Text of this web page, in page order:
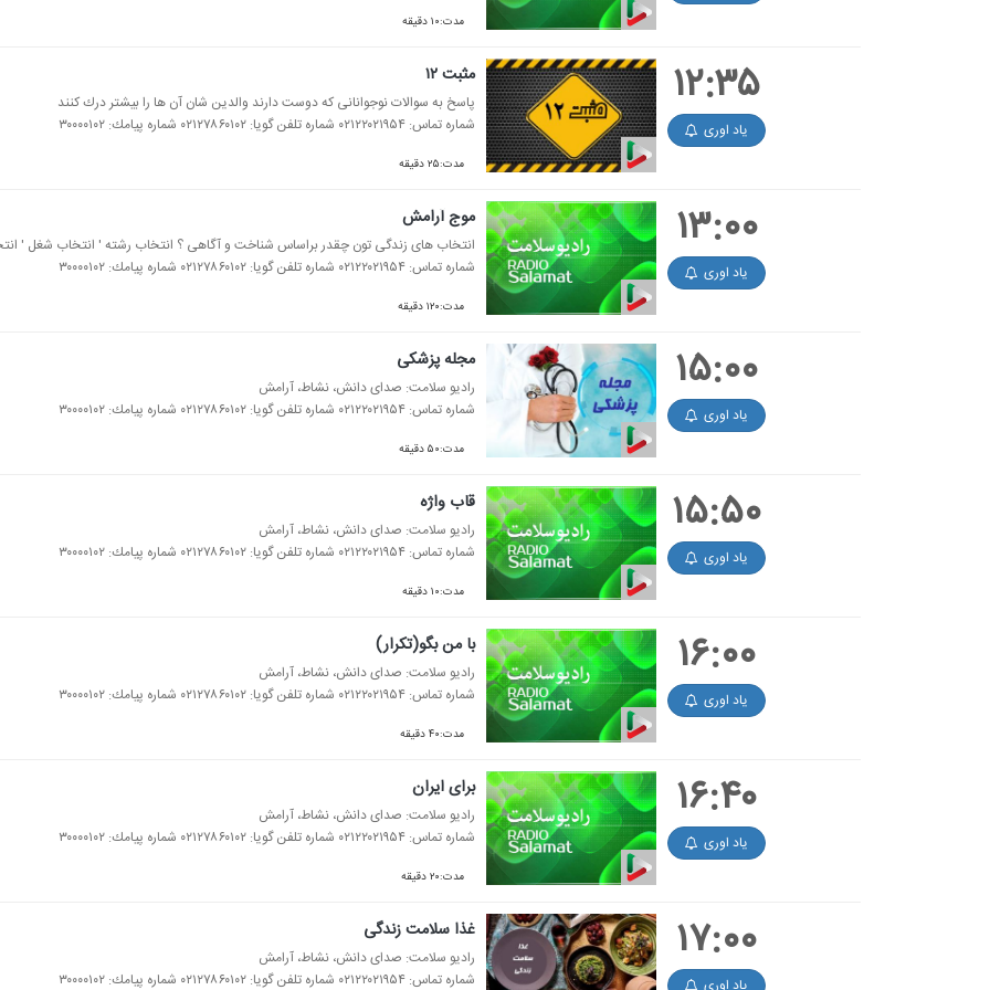
مدت:۱۰ دقیقه
۱۲:۳۵
یاد اوری
مثبت ۱۲
پاسخ به سوالات نوجوانانی كه دوست دارند والدین شان آن ها را بیشتر درك كنند
شماره تماس: ۰۲۱۲۲۰۲۱۹۵۴ شماره تلفن گویا: ۰۲۱۲۷۸۶۰۱۰۲ شماره پیامك: ۳۰۰۰۰۱۰۲
مدت:۲۵ دقیقه
۱۳:۰۰
یاد اوری
موج آرامش
انتخاب های زندگی تون چقدر براساس شناخت و آگاهی ؟ انتخاب رشته ' انتخاب شغل '
شماره تماس: ۰۲۱۲۲۰۲۱۹۵۴ شماره تلفن گویا: ۰۲۱۲۷۸۶۰۱۰۲ شماره پیامك: ۳۰۰۰۰۱۰۲
مدت:۱۲۰ دقیقه
۱۵:۰۰
یاد اوری
مجله پزشكی
رادیو سلامت: صدای دانش، نشاط، آرامش
شماره تماس: ۰۲۱۲۲۰۲۱۹۵۴ شماره تلفن گویا: ۰۲۱۲۷۸۶۰۱۰۲ شماره پیامك: ۳۰۰۰۰۱۰۲
مدت:۵۰ دقیقه
۱۵:۵۰
یاد اوری
قاب واژه
رادیو سلامت: صدای دانش، نشاط، آرامش
شماره تماس: ۰۲۱۲۲۰۲۱۹۵۴ شماره تلفن گویا: ۰۲۱۲۷۸۶۰۱۰۲ شماره پیامك: ۳۰۰۰۰۱۰۲
مدت:۱۰ دقیقه
۱۶:۰۰
یاد اوری
با من بگو(تكرار)
رادیو سلامت: صدای دانش، نشاط، آرامش
شماره تماس: ۰۲۱۲۲۰۲۱۹۵۴ شماره تلفن گویا: ۰۲۱۲۷۸۶۰۱۰۲ شماره پیامك: ۳۰۰۰۰۱۰۲
مدت:۴۰ دقیقه
۱۶:۴۰
یاد اوری
برای ایران
رادیو سلامت: صدای دانش، نشاط، آرامش
شماره تماس: ۰۲۱۲۲۰۲۱۹۵۴ شماره تلفن گویا: ۰۲۱۲۷۸۶۰۱۰۲ شماره پیامك: ۳۰۰۰۰۱۰۲
مدت:۲۰ دقیقه
۱۷:۰۰
یاد اوری
غذا سلامت زندگی
رادیو سلامت: صدای دانش، نشاط، آرامش
شماره تماس: ۰۲۱۲۲۰۲۱۹۵۴ شماره تلفن گویا: ۰۲۱۲۷۸۶۰۱۰۲ شماره پیامك: ۳۰۰۰۰۱۰۲